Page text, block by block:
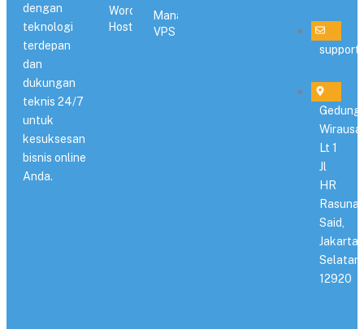
dengan
teknologi
terdepan
dan
dukungan
teknis 24/7
untuk
kesuksesan
bisnis online
Anda.
WordPress
Hosting
Managed
VPS
Gedung
Lt 1
Jl
HR
Rasuna
Said,
Jakarta
Selatan
12920